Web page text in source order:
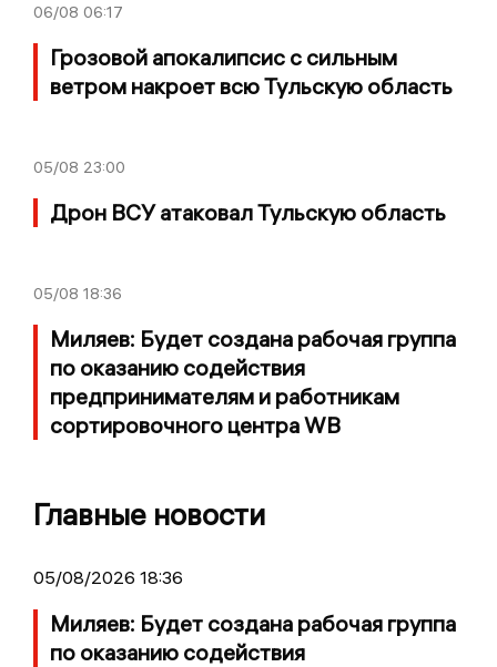
06/08 06:17
Грозовой апокалипсис с сильным
ветром накроет всю Тульскую область
05/08 23:00
Дрон ВСУ атаковал Тульскую область
05/08 18:36
Миляев: Будет создана рабочая группа
по оказанию содействия
предпринимателям и работникам
сортировочного центра WB
Главные новости
05/08/2026 18:36
Миляев: Будет создана рабочая группа
по оказанию содействия